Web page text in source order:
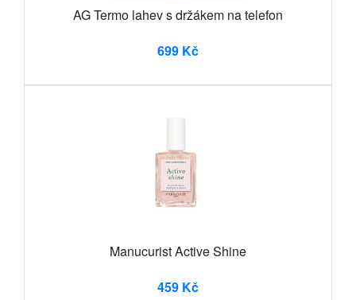
AG Termo lahev s držákem na telefon
699 Kč
Manucurist Active Shine
459 Kč